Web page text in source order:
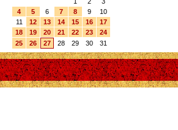
4
5 6 7 8 9
10
11
12 13 14 15 16
17
18
19 20 21 22 23
24
25
26 27 28 29 30 31